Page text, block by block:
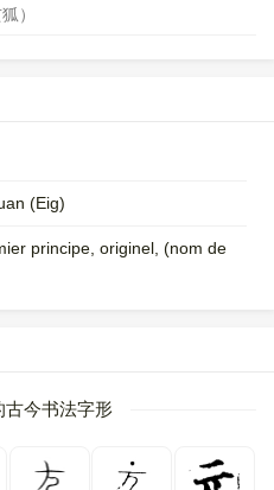
）
(Eig)
principe, originel, (nom de
古今书法字形